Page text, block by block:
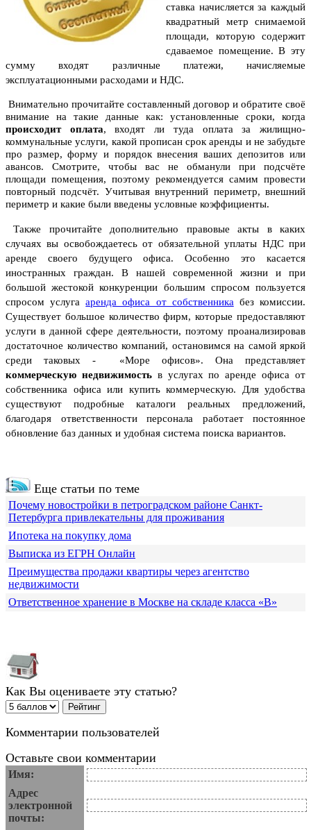
ставка начисляется за каждый
квадратный метр снимаемой
площади, которую содержит
сдаваемое помещение. В эту
сумму входят различные платежи, начисляемые
эксплуатационными расходами и НДС.
Внимательно прочитайте составленный договор и обратите своё
внимание на такие данные как: установленные сроки, когда
происходит оплата, входят ли туда оплата за жилищно-
коммунальные услуги, какой прописан срок аренды и не забудьте
про размер, форму и порядок внесения ваших депозитов или
авансов. Смотрите, чтобы вас не обманули при подсчёте
площади помещения, поэтому рекомендуется самим провести
повторный подсчёт. Учитывая внутренний периметр, внешний
периметр и какие были введены условные коэффициенты.
Также прочитайте дополнительно правовые акты в каких
случаях вы освобождаетесь от обязательной уплаты НДС при
аренде своего будущего офиса. Особенно это касается
иностранных граждан. В нашей современной жизни и при
большой жестокой конкуренции большим спросом пользуется
спросом услугааренда офиса от собственника без комиссии.
Существует большое количество фирм, которые предоставляют
услуги в данной сфере деятельности, поэтому проанализировав
достаточное количество компаний, остановимся на самой яркой
среди таковых - «Море офисов». Она представляет
коммерческую недвижимостьв услугах по аренде офиса от
собственника офиса или купить коммерческую. Для удобства
существуют подробные каталоги реальных предложений,
благодаря ответственности персонала работает постоянное
обновление баз данных и удобная система поиска вариантов.
Еще статьи по теме
Почему новостройки в петроградском районе Санкт-
Петербурга привлекательны для проживания
Ипотека на покупку дома
Выписка из ЕГРН Онлайн
Преимущества продажи квартиры через агентство
недвижимости
Ответственное хранение в Москве на складе класса «В»
Как Вы оцениваете эту статью?
Комментарии пользователей
Оставьте свои комментарии
Имя:
Адрес
электронной
почты: